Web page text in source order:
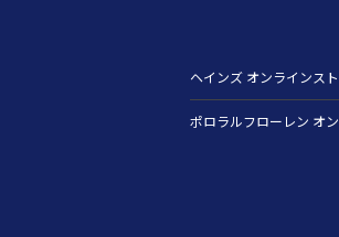
ヘインズ オンラインス
ポロラルフローレン オ